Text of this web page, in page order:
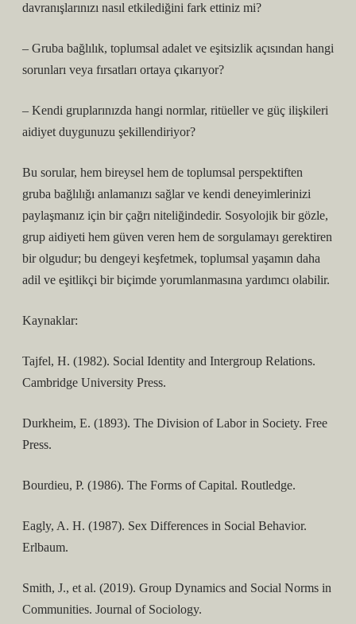
davranışlarınızı nasıl etkilediğini fark ettiniz mi?
– Gruba bağlılık, toplumsal adalet ve eşitsizlik açısından hangi
sorunları veya fırsatları ortaya çıkarıyor?
– Kendi gruplarınızda hangi normlar, ritüeller ve güç ilişkileri
aidiyet duygunuzu şekillendiriyor?
Bu sorular, hem bireysel hem de toplumsal perspektiften
gruba bağlılığı anlamanızı sağlar ve kendi deneyimlerinizi
paylaşmanız için bir çağrı niteliğindedir. Sosyolojik bir gözle,
grup aidiyeti hem güven veren hem de sorgulamayı gerektiren
bir olgudur; bu dengeyi keşfetmek, toplumsal yaşamın daha
adil ve eşitlikçi bir biçimde yorumlanmasına yardımcı olabilir.
Kaynaklar:
Tajfel, H. (1982). Social Identity and Intergroup Relations.
Cambridge University Press.
Durkheim, E. (1893). The Division of Labor in Society. Free
Press.
Bourdieu, P. (1986). The Forms of Capital. Routledge.
Eagly, A. H. (1987). Sex Differences in Social Behavior.
Erlbaum.
Smith, J., et al. (2019). Group Dynamics and Social Norms in
Communities. Journal of Sociology.